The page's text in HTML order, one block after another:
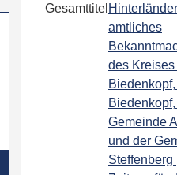
Gesamttitel
amtliches
des
Gemeinde
und der
Steffenberg